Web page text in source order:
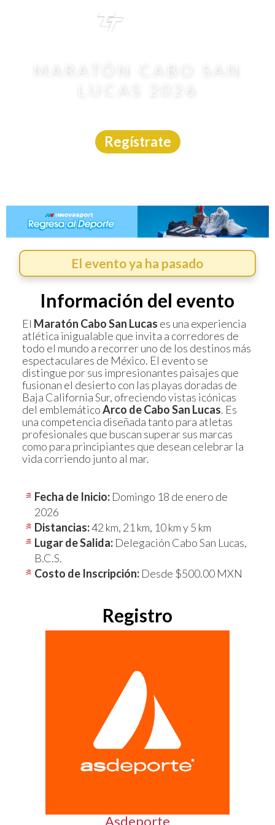
MARATÓN CABO SAN
Regístrate
El evento ya ha pasado
Información del evento
El Maratón Cabo San Lucas es una experiencia
atlética inigualable que invita a corredores de
todo el mundo a recorrer uno de los destinos más
espectaculares de México. El evento se
distingue por sus impresionantes paisajes que
fusionan el desierto con las playas doradas de
Baja California Sur, ofreciendo vistas icónicas
del emblemáticoArco de Cabo San Lucas. Es
una competencia diseñada tanto para atletas
profesionales que buscan superar sus marcas
como para principiantes que desean celebrar la
vida corriendo junto al mar.
Fecha de Inicio: Domingo 18 de enero de
2026
Distancias:42 km, 21 km, 10 km y 5 km
Lugar de Salida: Delegación Cabo San Lucas,
B.C.S.
Costo de Inscripción: Desde $500.00 MXN
Registro
Asdeporte